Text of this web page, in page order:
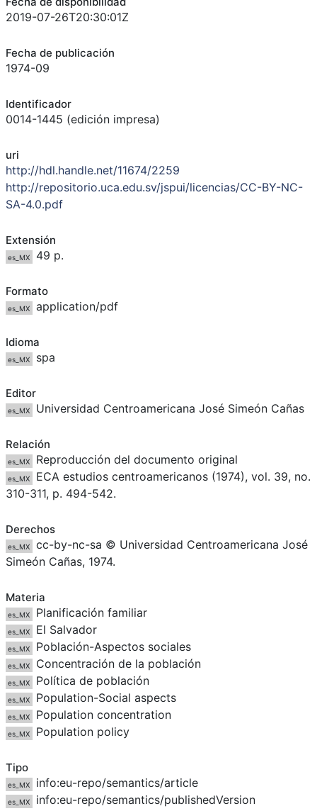
2019-07-26T20:30:01Z
Fecha de publicación
1974-09
Identificador
0014-1445 (edición impresa)
uri
http://hdl.handle.net/11674/2259
http://repositorio.uca.edu.sv/jspui/licencias/CC-BY-NC-
SA-4.0.pdf
Extensión
es_MX 49 p.
Formato
es_MX application/pdf
Idioma
es_MX spa
Editor
es_MX Universidad Centroamericana José Simeón Cañas
Relación
es_MX Reproducción del documento original
es_MX
ECA estudios centroamericanos (1974), vol. 39, no.
310-311, p. 494-542.
Derechos
es_MX
cc-by-nc-sa © Universidad Centroamericana José
Simeón Cañas, 1974.
Materia
es_MX Planificación familiar
es_MX El Salvador
es_MX Población-Aspectos sociales
es_MX Concentración de la población
es_MX Política de población
es_MX Population-Social aspects
es_MX Population concentration
es_MX Population policy
Tipo
es_MX info:eu-repo/semantics/article
es_MX info:eu-repo/semantics/publishedVersion